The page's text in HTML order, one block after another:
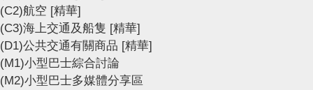
(C2)航空 [精華]
(C3)海上交通及船隻 [精華]
(D1)公共交通有關商品 [精華]
(M1)小型巴士綜合討論
(M2)小型巴士多媒體分享區